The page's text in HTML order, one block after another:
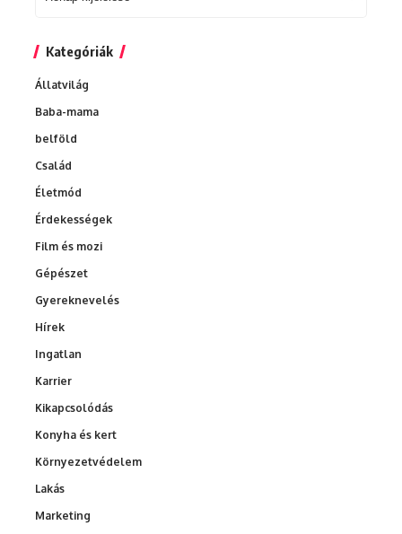
Kategóriák
Állatvilág
Baba-mama
belföld
Család
Életmód
Érdekességek
Film és mozi
Gépészet
Gyereknevelés
Hírek
Ingatlan
Karrier
Kikapcsolódás
Konyha és kert
Környezetvédelem
Lakás
Marketing